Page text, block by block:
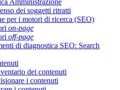
dei soggetti ritratti
per i motori di ricerca (SEO)
on-page
off-page
di diagnostica SEO: Search
dei contenuti
i contenuti